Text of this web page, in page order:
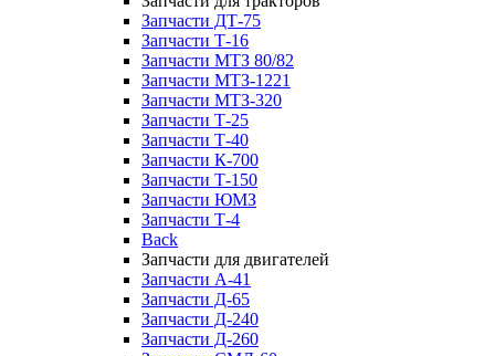
Запчасти ДТ-75
Запчасти Т-16
Запчасти МТЗ 80/82
Запчасти МТЗ-1221
Запчасти МТЗ-320
Запчасти Т-25
Запчасти Т-40
Запчасти К-700
Запчасти Т-150
Запчасти ЮМЗ
Запчасти Т-4
Back
Запчасти для двигателей
Запчасти А-41
Запчасти Д-65
Запчасти Д-240
Запчасти Д-260